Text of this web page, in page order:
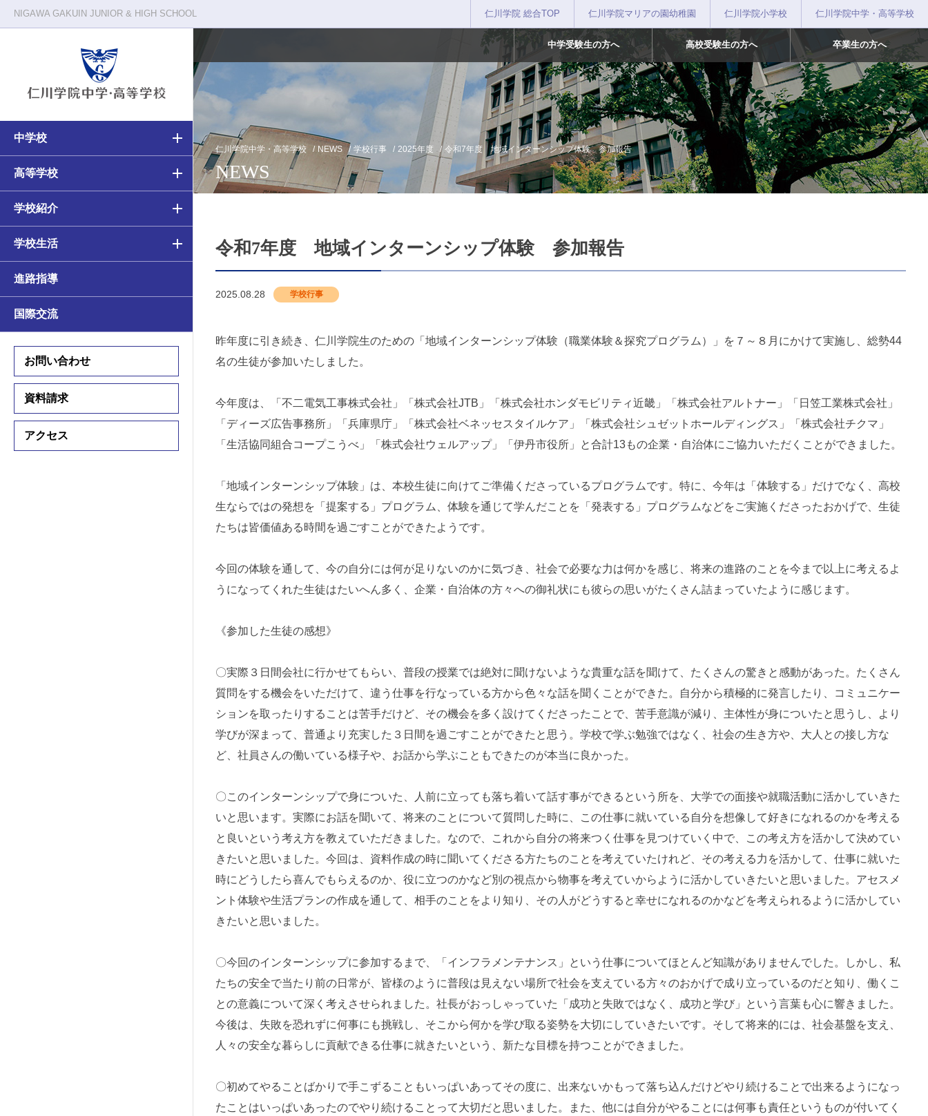
NIGAWA GAKUIN JUNIOR & HIGH SCHOOL 仁川学院 総合TOP 仁川学院マリアの園幼稚園 仁川学院小学校 仁川学院中学・高等学校
中学・高等学校の教育
中学校（6ヵ年）カリキュラム
アカデミアコース
カルティベーションコース
学習支援
国際交流プログラム
中学入試情報
高等学校の教育
高校（3ヵ年）カリキュラム
アカデミアコース
カルティベーションコース／
カルティベーションSコース
国際交流プログラム
高校入試情報
校長メッセージ
教育原理
施設・環境
仁川学院の一日
クラブ活動
年間行事
中学受験生の方へ 高校受験生の方へ 卒業生の方へ
中学校
高等学校
学校紹介
学校生活
進路指導
国際交流
お問い合わせ
資料請求
アクセス
仁川学院中学・高等学校 NEWS 学校行事 2025年度 令和7年度 地域インターンシップ体験 参加報告
NEWS
令和7年度 地域インターンシップ体験 参加報告
2025.08.28 学校行事
昨年度に引き続き、仁川学院生のための「地域インターンシップ体験（職業体験＆探究プログラム）」を７～８月にかけて実施し、総勢44
名の生徒が参加いたしました。
今年度は、「不二電気工事株式会社」「株式会社JTB」「株式会社ホンダモビリティ近畿」「株式会社アルトナー」「日笠工業株式会社」
「ディーズ広告事務所」「兵庫県庁」「株式会社ベネッセスタイルケア」「株式会社シュゼットホールディングス」「株式会社チクマ」
「生活協同組合コープこうべ」「株式会社ウェルアップ」「伊丹市役所」と合計13もの企業・自治体にご協力いただくことができました。
「地域インターンシップ体験」は、本校生徒に向けてご準備くださっているプログラムです。特に、今年は「体験する」だけでなく、高校
生ならではの発想を「提案する」プログラム、体験を通じて学んだことを「発表する」プログラムなどをご実施くださったおかげで、生徒
たちは皆価値ある時間を過ごすことができたようです。
今回の体験を通して、今の自分には何が足りないのかに気づき、社会で必要な力は何かを感じ、将来の進路のことを今まで以上に考えるよ
うになってくれた生徒はたいへん多く、企業・自治体の方々への御礼状にも彼らの思いがたくさん詰まっていたように感じます。
《参加した生徒の感想》
〇実際３日間会社に行かせてもらい、普段の授業では絶対に聞けないような貴重な話を聞けて、たくさんの驚きと感動があった。たくさん
質問をする機会をいただけて、違う仕事を行なっている方から色々な話を聞くことができた。自分から積極的に発言したり、コミュニケー
ションを取ったりすることは苦手だけど、その機会を多く設けてくださったことで、苦手意識が減り、主体性が身についたと思うし、より
学びが深まって、普通より充実した３日間を過ごすことができたと思う。学校で学ぶ勉強ではなく、社会の生き方や、大人との接し方な
ど、社員さんの働いている様子や、お話から学ぶこともできたのが本当に良かった。
〇このインターンシップで身についた、人前に立っても落ち着いて話す事ができるという所を、大学での面接や就職活動に活かしていきた
いと思います。実際にお話を聞いて、将来のことについて質問した時に、この仕事に就いている自分を想像して好きになれるのかを考える
と良いという考え方を教えていただきました。なので、これから自分の将来つく仕事を見つけていく中で、この考え方を活かして決めてい
きたいと思いました。今回は、資料作成の時に聞いてくださる方たちのことを考えていたけれど、その考える力を活かして、仕事に就いた
時にどうしたら喜んでもらえるのか、役に立つのかなど別の視点から物事を考えていからように活かしていきたいと思いました。アセスメ
ント体験や生活プランの作成を通して、相手のことをより知り、その人がどうすると幸せになれるのかなどを考えられるように活かしてい
きたいと思いました。
〇今回のインターンシップに参加するまで、「インフラメンテナンス」という仕事についてほとんど知識がありませんでした。しかし、私
たちの安全で当たり前の日常が、皆様のように普段は見えない場所で社会を支えている方々のおかげで成り立っているのだと知り、働くこ
との意義について深く考えさせられました。社長がおっしゃっていた「成功と失敗ではなく、成功と学び」という言葉も心に響きました。
今後は、失敗を恐れずに何事にも挑戦し、そこから何かを学び取る姿勢を大切にしていきたいです。そして将来的には、社会基盤を支え、
人々の安全な暮らしに貢献できる仕事に就きたいという、新たな目標を持つことができました。
〇初めてやることばかりで手こずることもいっぱいあってその度に、出来ないかもって落ち込んだけどやり続けることで出来るようになっ
たことはいっぱいあったのでやり続けることって大切だと思いました。また、他には自分がやることには何事も責任というものが付いてく